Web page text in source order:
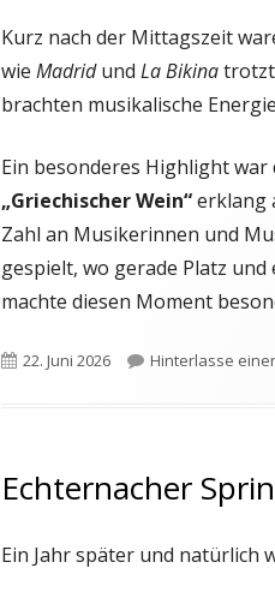
Kurz nach der Mittagszeit
wie Madridund La Bikina
brachten musikalische
Ein besonderes Highlight war
„Griechischer Wein“erklang
Zahl an Musikerinnen und
gespielt, wo gerade Platz
machte diesen Moment
Veröffentlicht
22. Juni 2026 Hinterlasse
Echternacher
Ein Jahr später und natürlich